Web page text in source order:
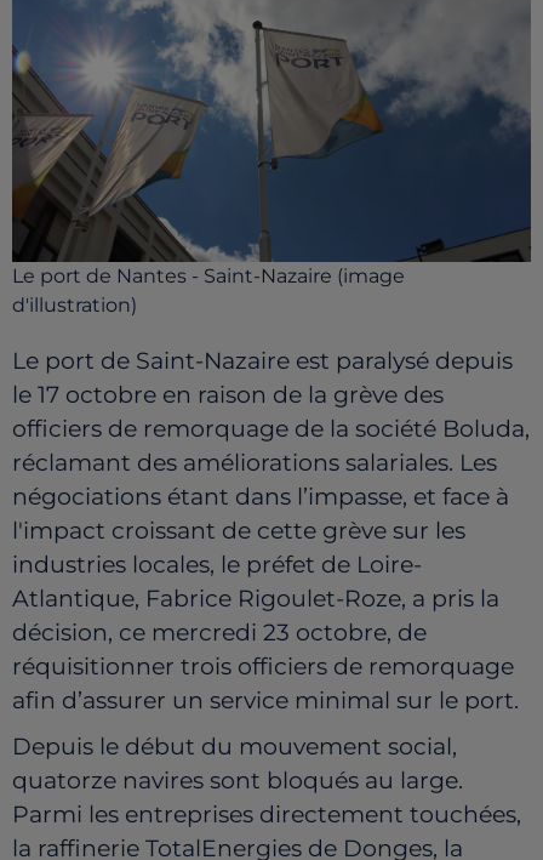
Le port de Nantes - Saint-Nazaire (image
d'illustration)
Le port de Saint-Nazaire est paralysé depuis
le 17 octobre en raison de la grève des
officiers de remorquage de la société Boluda,
réclamant des améliorations salariales. Les
négociations étant dans l’impasse, et face à
l'impact croissant de cette grève sur les
industries locales, le préfet de Loire-
Atlantique, Fabrice Rigoulet-Roze, a pris la
décision, ce mercredi 23 octobre, de
réquisitionner trois officiers de remorquage
afin d’assurer un service minimal sur le port.
Depuis le début du mouvement social,
quatorze navires sont bloqués au large.
Parmi les entreprises directement touchées,
la raffinerie TotalEnergies de Donges, la